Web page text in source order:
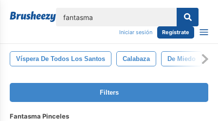
Iniciar sesión Regístrate
Víspera De Todos Los Santos Calabaza De Miedo
Filters
Fantasma Pinceles